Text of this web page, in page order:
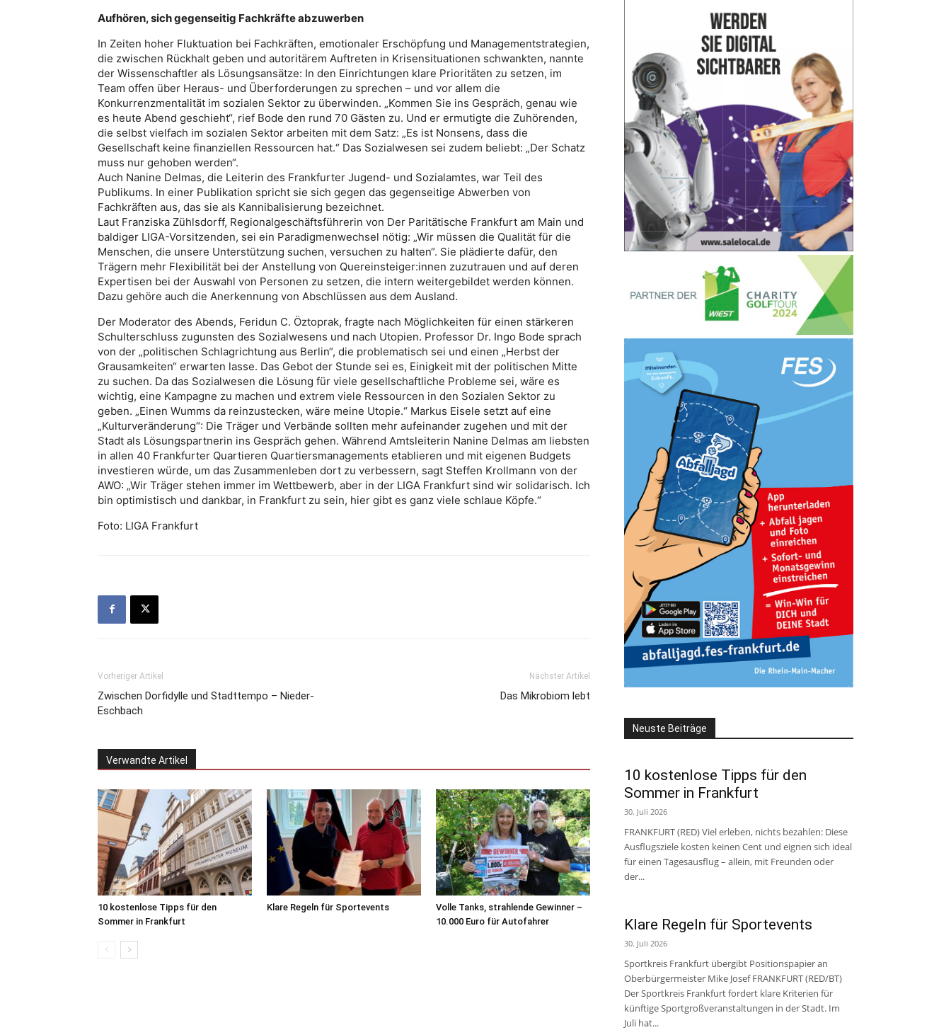
Aufhören, sich gegenseitig Fachkräfte abzuwerben
In Zeiten hoher Fluktuation bei Fachkräften, emotionaler Erschöpfung und Managementstrategien,
die zwischen Rückhalt geben und autoritärem Auftreten in Krisensituationen schwankten, nannte
der Wissenschaftler als Lösungsansätze: In den Einrichtungen klare Prioritäten zu setzen, im
Team offen über Heraus- und Überforderungen zu sprechen – und vor allem die
Konkurrenzmentalität im sozialen Sektor zu überwinden. „Kommen Sie ins Gespräch, genau wie
es heute Abend geschieht“, rief Bode den rund 70 Gästen zu. Und er ermutigte die Zuhörenden,
die selbst vielfach im sozialen Sektor arbeiten mit dem Satz: „Es ist Nonsens, dass die
Gesellschaft keine finanziellen Ressourcen hat.“ Das Sozialwesen sei zudem beliebt: „Der Schatz
muss nur gehoben werden“.
Auch Nanine Delmas, die Leiterin des Frankfurter Jugend- und Sozialamtes, war Teil des
Publikums. In einer Publikation spricht sie sich gegen das gegenseitige Abwerben von
Fachkräften aus, das sie als Kannibalisierung bezeichnet.
Laut Franziska Zühlsdorff, Regionalgeschäftsführerin von Der Paritätische Frankfurt am Main und
baldiger LIGA-Vorsitzenden, sei ein Paradigmenwechsel nötig: „Wir müssen die Qualität für die
Menschen, die unsere Unterstützung suchen, versuchen zu halten“. Sie plädierte dafür, den
Trägern mehr Flexibilität bei der Anstellung von Quereinsteiger:innen zuzutrauen und auf deren
Expertisen bei der Auswahl von Personen zu setzen, die intern weitergebildet werden können.
Dazu gehöre auch die Anerkennung von Abschlüssen aus dem Ausland.
Der Moderator des Abends, Feridun C. Öztoprak, fragte nach Möglichkeiten für einen stärkeren
Schulterschluss zugunsten des Sozialwesens und nach Utopien. Professor Dr. Ingo Bode sprach
von der „politischen Schlagrichtung aus Berlin“, die problematisch sei und einen „Herbst der
Grausamkeiten“ erwarten lasse. Das Gebot der Stunde sei es, Einigkeit mit der politischen Mitte
zu suchen. Da das Sozialwesen die Lösung für viele gesellschaftliche Probleme sei, wäre es
wichtig, eine Kampagne zu machen und extrem viele Ressourcen in den Sozialen Sektor zu
geben. „Einen Wumms da reinzustecken, wäre meine Utopie.“ Markus Eisele setzt auf eine
„Kulturveränderung“: Die Träger und Verbände sollten mehr aufeinander zugehen und mit der
Stadt als Lösungspartnerin ins Gespräch gehen. Während Amtsleiterin Nanine Delmas am liebsten
in allen 40 Frankfurter Quartieren Quartiersmanagements etablieren und mit eigenen Budgets
investieren würde, um das Zusammenleben dort zu verbessern, sagt Steffen Krollmann von der
AWO: „Wir Träger stehen immer im Wettbewerb, aber in der LIGA Frankfurt sind wir solidarisch. Ich
bin optimistisch und dankbar, in Frankfurt zu sein, hier gibt es ganz viele schlaue Köpfe.“
Foto: LIGA Frankfurt
Vorheriger Artikel
Zwischen Dorfidylle und Stadttempo – Nieder-
Eschbach
Nächster Artikel
Das Mikrobiom lebt
Verwandte Artikel
10 kostenlose Tipps für den
Sommer in Frankfurt
Klare Regeln für Sportevents
Volle Tanks, strahlende Gewinner –
10.000 Euro für Autofahrer
Neuste Beiträge
10 kostenlose Tipps für den
Sommer in Frankfurt
30. Juli 2026
FRANKFURT (RED) Viel erleben, nichts bezahlen: Diese
Ausflugsziele kosten keinen Cent und eignen sich ideal
für einen Tagesausflug – allein, mit Freunden oder
der...
Klare Regeln für Sportevents
30. Juli 2026
Sportkreis Frankfurt übergibt Positionspapier an
Oberbürgermeister Mike Josef FRANKFURT (RED/BT)
Der Sportkreis Frankfurt fordert klare Kriterien für
künftige Sportgroßveranstaltungen in der Stadt. Im
Juli hat...